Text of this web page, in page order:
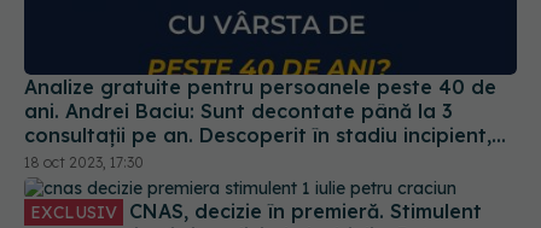
ani. Andrei Baciu: Sunt decontate până la 3
consultații pe an. Descoperit în stadiu incipient,
cancerul poate fi tratat
18 oct 2023, 17:30
EXCLUSIV CNAS, decizie în premieră. Stimulent
pentru pacienți și medici, de la 1 iulie. Petru
Crăciun: E introdus pentru prima dată. Mă întreb
unde eram dacă luam acest stimulent în urmă cu
10 ani
27 apr 2023, 11:44